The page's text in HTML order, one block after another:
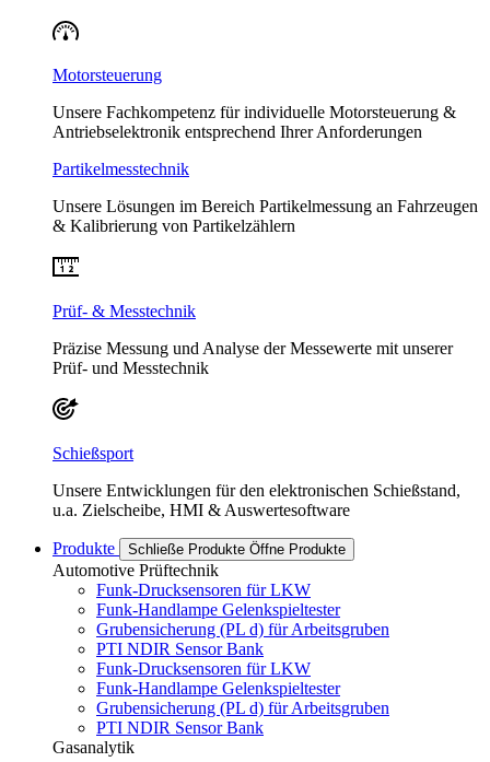
Motorsteuerung
Unsere Fachkompetenz für individuelle Motorsteuerung &
Antriebselektronik entsprechend Ihrer Anforderungen
Partikelmesstechnik
Unsere Lösungen im Bereich Partikelmessung an Fahrzeugen
& Kalibrierung von Partikelzählern
Prüf- & Messtechnik
Präzise Messung und Analyse der Messewerte mit unserer
Prüf- und Messtechnik
Schießsport
Unsere Entwicklungen für den elektronischen Schießstand,
u.a. Zielscheibe, HMI & Auswertesoftware
Produkte Schließe Produkte Öffne Produkte
Automotive Prüftechnik
Funk-Drucksensoren für LKW
Funk-Handlampe Gelenkspieltester
Grubensicherung (PL d) für Arbeitsgruben
PTI NDIR Sensor Bank
Funk-Drucksensoren für LKW
Funk-Handlampe Gelenkspieltester
Grubensicherung (PL d) für Arbeitsgruben
PTI NDIR Sensor Bank
Gasanalytik